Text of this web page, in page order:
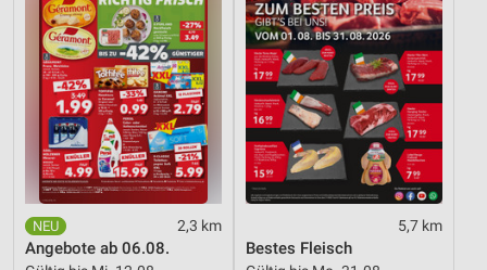
2,3 km
Angebote ab 06.08.
5,7 km
Bestes Fleisch